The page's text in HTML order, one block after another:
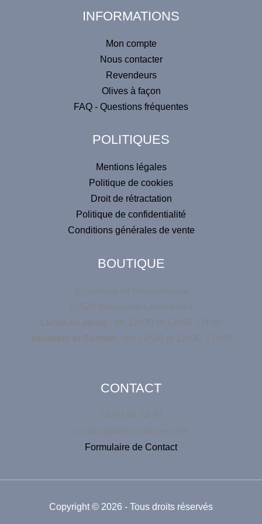
INFORMATIONS
Mon compte
Nous contacter
Revendeurs
Olives à façon
FAQ - Questions fréquentes
POLITIQUES
Mentions légales
Politique de cookies
Droit de rétractation
Politique de confidentialité
Conditions générales de vente
BOUTIQUE
10 avenue de Roquerousse
13520 Maussane-Les-Alpilles
Lundi au Jeudi : 8h-12h30 et 13h30-17h30
Vendredi et Samedi : 8h-12h30 et 13h30-17h00
CONTACT
04 90 54 74 30
contact@delicesolivier.com
Formulaire de Contact
Copyright © 2026 - Tous droits réservés